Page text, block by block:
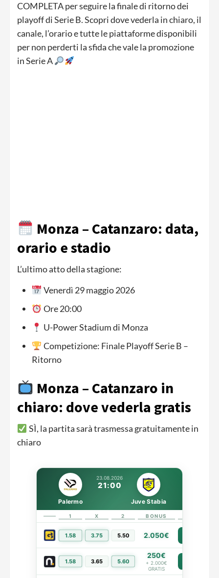
COMPLETA per seguire la finale di ritorno dei
playoff di Serie B. Scopri dove vederla in chiaro, il
canale, l’orario e tutte le piattaforme disponibili
per non perderti la sfida che vale la promozione
in Serie A
Monza – Catanzaro: data,
orario e stadio
L’ultimo atto della stagione:
Venerdì 29 maggio 2026
Ore 20:00
U-Power Stadium di Monza
Competizione: Finale Playoff Serie B –
Ritorno
Monza – Catanzaro in
chiaro: dove vederla gratis
SÌ, la partita sarà trasmessa gratuitamente in
chiaro
23.08.2026
21:00
Palermo Juve Stabia
1 X 2 BONUS
1.58 3.75 5.50 2.050€
1.58 3.65 5.60
250€
+ 2.000€
GRATIS